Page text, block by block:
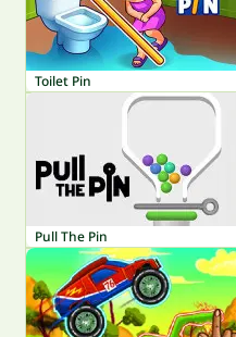
Toilet Pin
Pull The Pin